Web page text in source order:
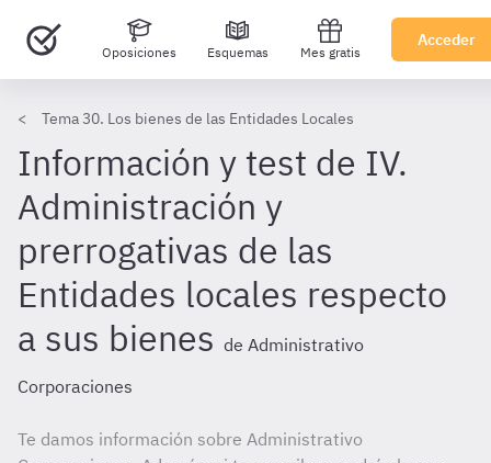
Oposiciones Esquemas Mes gratis
Acceder
Tema 30. Los bienes de las Entidades Locales
Información y test de IV.
Administración y
prerrogativas de las
Entidades locales respecto
a sus bienes de Administrativo
Corporaciones
Te damos información sobre Administrativo